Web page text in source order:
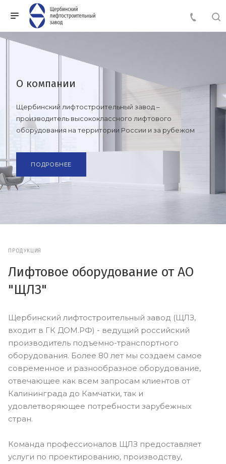
Пассажирские лифты
Качественные современные лифты, сочетающие в
себе наиболее удачные инженерно-технические
решения, с грузоподъемностью от 400 до 1000 кг.
СКАЧАТЬ КАТАЛОГ
О компании
Щербинский лифтостроительный завод –
производитель высококлассного лифтового
оборудования на территории России и за рубежом
ПОДРОБНЕЕ
ПРОДУКЦИЯ
Лифтовое оборудование от АО
"ЩЛЗ"
Щербинский лифтостроительный завод (ЩЛЗ,
входит в ГК ДОМ.РФ) - ведущий российский
производитель подъемно-транспортного
оборудования. Более 80 лет мы создаем самое
современное и разнообразное оборудование,
отвечающее как всем запросам клиентов от
Калининграда до Камчатки, так и
удовлетворяющее потребности зарубежных
стран.
Команда профессионалов ЩЛЗ предоставляет
услуги по проектированию, производству,